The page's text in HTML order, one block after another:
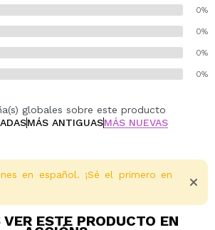
0%
0%
0%
0%
globales sobre este producto
MÁS ANTIGUASMÁS NUEVAS
en español. ¡Sé el primero en
VER ESTE PRODUCTO EN